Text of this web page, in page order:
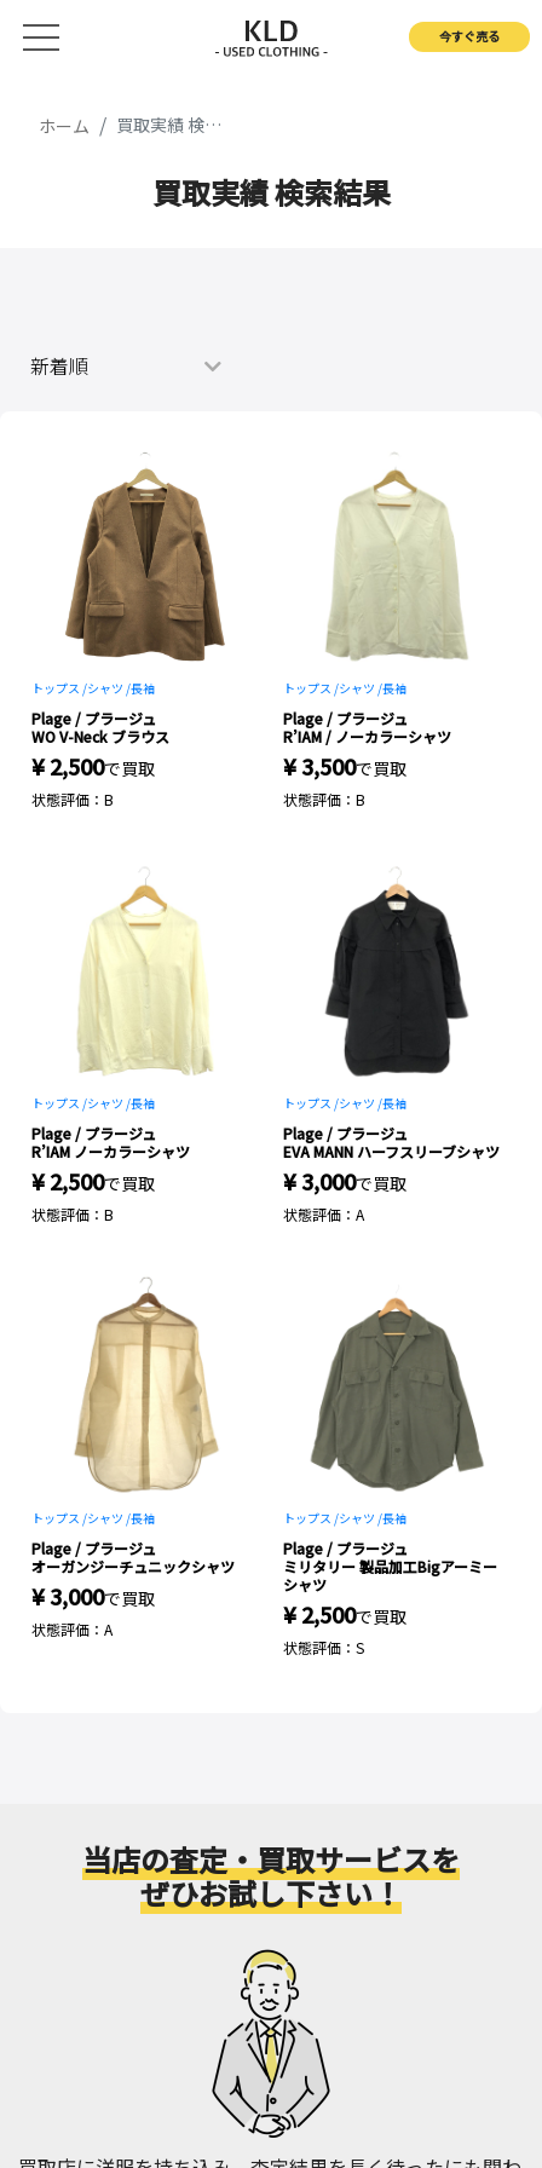
今すぐ売る
ホーム 買取実績 検索結果
買取実績 検索結果
トップス /シャツ /長袖
Plage / プラージュ
WO V-Neck ブラウス
¥ 2,500で買取
状態評価：B
トップス /シャツ /長袖
Plage / プラージュ
R’IAM / ノーカラーシャツ
¥ 3,500で買取
状態評価：B
トップス /シャツ /長袖
Plage / プラージュ
R’IAM ノーカラーシャツ
¥ 2,500で買取
状態評価：B
トップス /シャツ /長袖
Plage / プラージュ
EVA MANN ハーフスリーブシャツ
¥ 3,000で買取
状態評価：A
トップス /シャツ /長袖
Plage / プラージュ
オーガンジーチュニックシャツ
¥ 3,000で買取
状態評価：A
トップス /シャツ /長袖
Plage / プラージュ
ミリタリー 製品加工Bigアーミー
シャツ
¥ 2,500で買取
状態評価：S
当店の査定・買取サービスを
ぜひお試し下さい！